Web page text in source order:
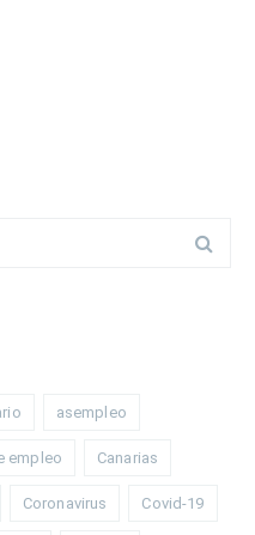
asempleo
empleo Canarias
Coronavirus Covid-19